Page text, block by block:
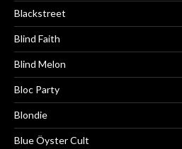
Blackstreet
Blind Faith
Blind Melon
Bloc Party
Blondie
Blue Öyster Cult